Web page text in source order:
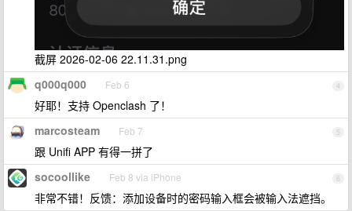
截屏 2026-02-06 22.11.31.png
4
q000q000 Feb 6
好耶！支持 Openclash 了！
5
marcosteam Feb 7
跟 Unifi APP 有得一拼了
6
socoollike Feb 8 via iPhone
非常不错！反馈：添加设备时的密码输入框会被输入法遮挡。